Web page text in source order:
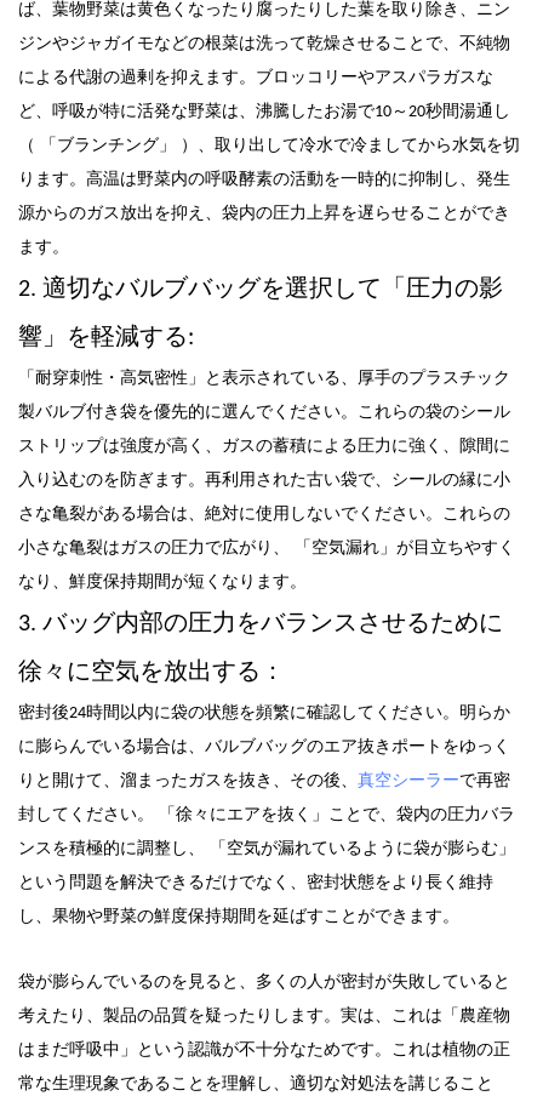
ば、葉物野菜は黄色くなったり腐ったりした葉を取り除き、ニン
ジンやジャガイモなどの根菜は洗って乾燥させることで、不純物
による代謝の過剰を抑えます。ブロッコリーやアスパラガスな
ど、呼吸が特に活発な野菜は、沸騰したお湯で10～20秒間湯通し
（
「 ブランチング 」
）、取り出して冷水で冷ましてから水気を切
ります。高温は野菜内の呼吸酵素の活動を一時的に抑制し、発生
源からのガス放出を抑え、袋内の圧力上昇を遅らせることができ
ます。
2. 適切なバルブバッグを選択して 「 圧力の影
響 」 を軽減する:
「 耐穿刺性・高気密性 」
と表示されている、厚手のプラスチック
製バルブ付き袋を優先的に選んでください。これらの袋のシール
ストリップは強度が高く、ガスの蓄積による圧力に強く、隙間に
入り込むのを防ぎます。再利用された古い袋で、シールの縁に小
さな亀裂がある場合は、絶対に使用しないでください。 これらの
小さな亀裂はガスの圧力で広がり、
「 空気漏れ 」 が目立ちやすく
なり、鮮度保持期間が短くなります。
3. バッグ内部の圧力をバランスさせるために
徐々に空気を放出する：
密封後24時間以内に袋の状態を頻繁に確認してください。明らか
に膨らんでいる場合は、バルブバッグのエア抜きポートをゆっく
りと開けて、溜まったガスを抜き、その後、 真空シーラーで再密
封してください。
「 徐々にエアを抜く 」 ことで、袋内の圧力バラ
ンスを積極的に調整し、
「 空気が漏れているよう に袋が膨らむ 」
という問題を解決できるだけでなく 、密封状態をより長く維持
し、果物や野菜の鮮度保持期間を延ばすことができます。
袋が膨らんでいるのを見ると、多くの人が密封が失敗していると
考えたり、製品の品質を疑ったりします。実は、これは 「 農産物
はまだ呼吸中 」 という認識が不十分なためです。これは植物の正
常な生理現象であることを理解し、適切な対処法を講じること